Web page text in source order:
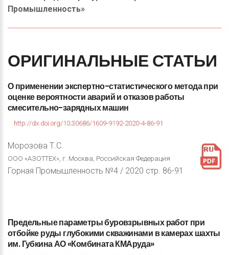
Промышленность»
ОРИГИНАЛЬНЫЕ СТАТЬИ
Опримененииэкспертно-статистического методапри
оценкевероятностиаварийиотказовработы
смесительно-зарядныхмашин
http://dx.doi.org/10.30686/1609-9192-2020-4-86-91
Морозова Т.С.
ООО «АЗОТТЕХ», г. Москва, Российская Федерация
Горная Промышленность №4 / 2020 стр. 86-91
Предельныепараметрыбуровзрывных работпри
отбойкеруды глубокимискважинами вкамерах шахты
им. ГубкинаАО«КомбинатаКМАруда»